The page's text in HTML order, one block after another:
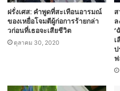
ฝรั่งเศส: คำพูดที่สะเทือนอารมณ์
ของเหยื่อโจมตีผู้ก่อการร้ายกล่า
วก่อนที่เธอจะเสียชีวิต
ตุลาคม 30, 2020
‘
ป